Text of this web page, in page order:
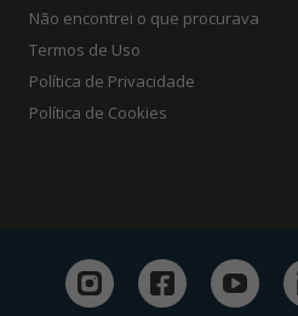
Não encontrei o que procurava
Termos de Uso
Política de Privacidade
Política de Cookies